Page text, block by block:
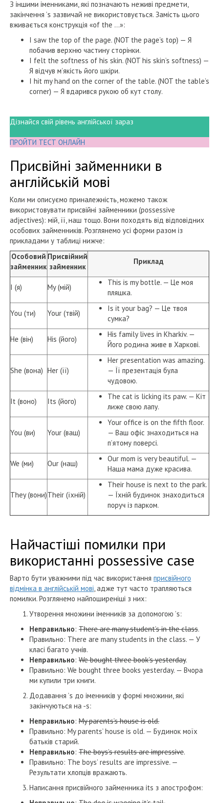
З іншими іменниками, які позначають неживі предмети,
закінчення ’s зазвичай не використовується. Замість цього
вживається конструкція «of the …»:
I saw the top of the page. (NOT the page’s top) — Я
побачив верхню частину сторінки.
I felt the softness of his skin. (NOT his skin’s softness) —
Я відчув м’якість його шкіри.
I hit my hand on the corner of the table. (NOT the table’s
corner) — Я вдарився рукою об кут столу.
Дізнайся свій рівень англійської зараз
ПРОЙТИ ТЕСТ ОНЛАЙН
Присвійні займенники в
англійській мові
Коли ми описуємо приналежність, можемо також
використовувати присвійні займенники (possessive
adjectives): мій, її, наш тощо. Вони походять від відповідних
особових займенників. Розглянемо усі форми разом із
прикладами у таблиці нижче:
Особовий
займенник
Присвійний
займенник
Приклад
I (я) My (мій)
This is my bottle. — Це моя
пляшка.
You (ти) Your (твій)
Is it your bag? — Це твоя
сумка?
He (він) His (його)
His family lives in Kharkiv. —
Його родина живе в Харкові.
She (вона) Her (її)
Her presentation was amazing.
— Її презентація була
чудовою.
It (воно) Its (його)
The cat is licking its paw. — Кіт
лиже свою лапу.
You (ви) Your (ваш)
Your office is on the fifth floor.
— Ваш офіс знаходиться на
п’ятому поверсі.
We (ми) Our (наш)
Our mom is very beautiful. —
Наша мама дуже красива.
They (вони)Their (їхній)
Their house is next to the park.
— Їхній будинок знаходиться
поруч із парком.
Найчастіші помилки при
використанні possessive case
Варто бути уважними під час використання присвійного
відмінка в англійській мові, адже тут часто трапляються
помилки. Розглянемо найпоширеніші з них:
Утворення множини іменників за допомогою ’s:
Неправильно: There are many student’s in the class.
Правильно: There are many students in the class. — У
класі багато учнів.
Неправильно: We bought three book’s yesterday.
Правильно: We bought three books yesterday. — Вчора
ми купили три книги.
Додавання ’s до іменників у формі множини, які
закінчуються на -s:
Неправильно: My parents’s house is old.
Правильно: My parents’ house is old. — Будинок моїх
батьків старий.
Неправильно: The boys’s results are impressive.
Правильно: The boys’ results are impressive. —
Результати хлопців вражають.
Написання присвійного займенника its з апострофом: